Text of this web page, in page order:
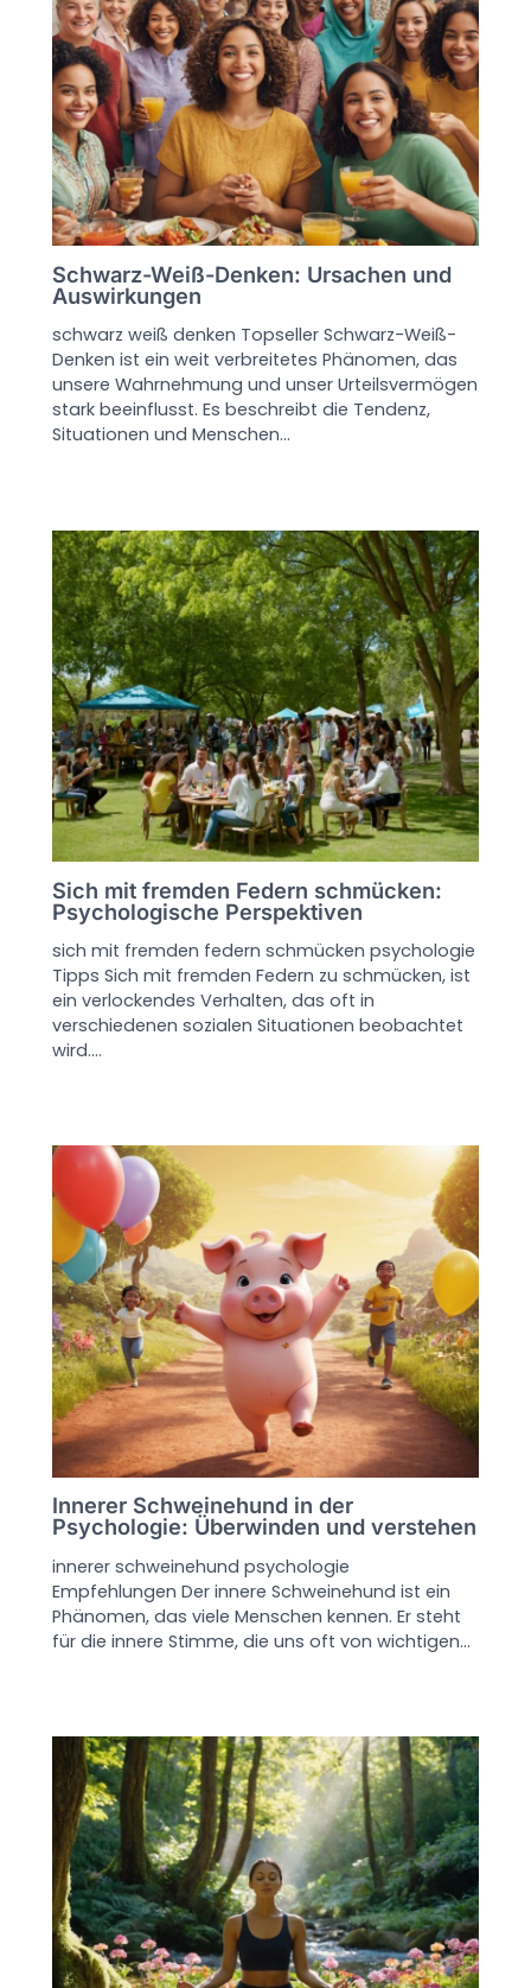
Schwarz-Weiß-Denken: Ursachen und
Auswirkungen
schwarz weiß denken Topseller Schwarz-Weiß-
Denken ist ein weit verbreitetes Phänomen, das
unsere Wahrnehmung und unser Urteilsvermögen
stark beeinflusst. Es beschreibt die Tendenz,
Situationen und Menschen…
Sich mit fremden Federn schmücken:
Psychologische Perspektiven
sich mit fremden federn schmücken psychologie
Tipps Sich mit fremden Federn zu schmücken, ist
ein verlockendes Verhalten, das oft in
verschiedenen sozialen Situationen beobachtet
wird.…
Innerer Schweinehund in der
Psychologie: Überwinden und verstehen
innerer schweinehund psychologie
Empfehlungen Der innere Schweinehund ist ein
Phänomen, das viele Menschen kennen. Er steht
für die innere Stimme, die uns oft von wichtigen…